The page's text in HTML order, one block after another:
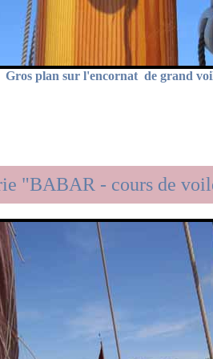
Gros plan sur l'encornat de grand
"BABAR - cours de